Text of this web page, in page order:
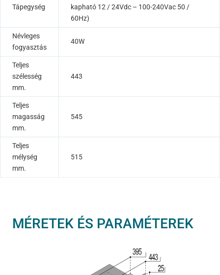
Tápegység
kapható 12 / 24Vdc – 100-240Vac 50 /
60Hz)
Névleges
fogyasztás
40W
Teljes
szélesség
mm.
443
Teljes
magasság
mm.
545
Teljes
mélység
mm.
515
MÉRETEK ÉS PARAMÉTEREK